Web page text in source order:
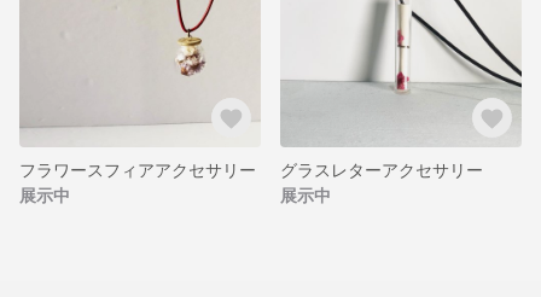
フラワースフィアアクセサリー
展示中
グラスレターアクセサリー
展示中